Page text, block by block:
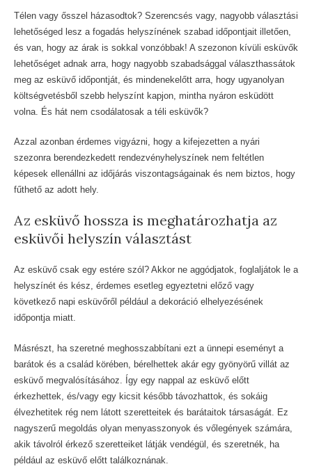
Télen vagy ősszel házasodtok? Szerencsés vagy, nagyobb választási
lehetőséged lesz a fogadás helyszínének szabad időpontjait illetően,
és van, hogy az árak is sokkal vonzóbbak! A szezonon kívüli esküvők
lehetőséget adnak arra, hogy nagyobb szabadsággal választhassátok
meg az esküvő időpontját, és mindenekelőtt arra, hogy ugyanolyan
költségvetésből szebb helyszínt kapjon, mintha nyáron esküdött
volna. És hát nem csodálatosak a téli esküvők?
Azzal azonban érdemes vigyázni, hogy a kifejezetten a nyári
szezonra berendezkedett rendezvényhelyszínek nem feltétlen
képesek ellenállni az időjárás viszontagságainak és nem biztos, hogy
fűthető az adott hely.
Az esküvő hossza is meghatározhatja az
esküvői helyszín választást
Az esküvő csak egy estére szól? Akkor ne aggódjatok, foglaljátok le a
helyszínét és kész, érdemes esetleg egyeztetni előző vagy
következő napi esküvőről például a dekoráció elhelyezésének
időpontja miatt.
Másrészt, ha szeretné meghosszabbítani ezt a ünnepi eseményt a
barátok és a család körében, bérelhettek akár egy gyönyörű villát az
esküvő megvalósításához. Így egy nappal az esküvő előtt
érkezhettek, és/vagy egy kicsit később távozhattok, és sokáig
élvezhetitek rég nem látott szeretteitek és barátaitok társaságát. Ez
nagyszerű megoldás olyan menyasszonyok és vőlegények számára,
akik távolról érkező szeretteiket látják vendégül, és szeretnék, ha
például az esküvő előtt találkoznának.